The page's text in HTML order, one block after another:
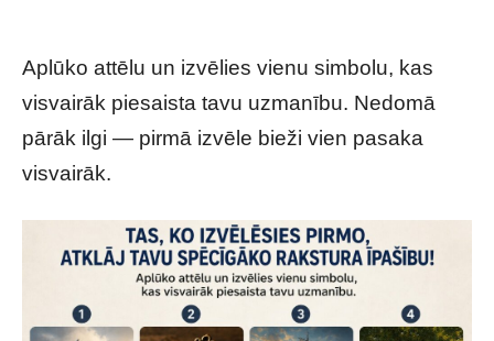
Aplūko attēlu un izvēlies vienu simbolu, kas
visvairāk piesaista tavu uzmanību. Nedomā
pārāk ilgi — pirmā izvēle bieži vien pasaka
visvairāk.